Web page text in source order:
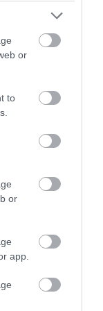
or
to
or
app.
έχουν
Μπάιντεν.
Κίνα, ούτε
οι
ρωσικά
η